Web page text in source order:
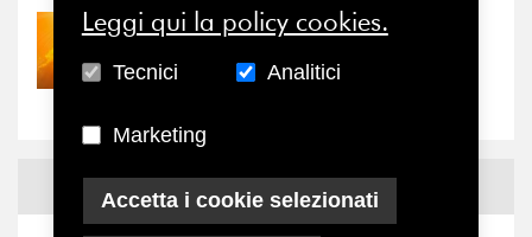
30/07/2026
Nove anni dopo la
“grande cecità”: la...
NewsFacebook
Leggi qui la policy cookies.
Tecnici Analitici
Marketing
Accetta i cookie selezionati